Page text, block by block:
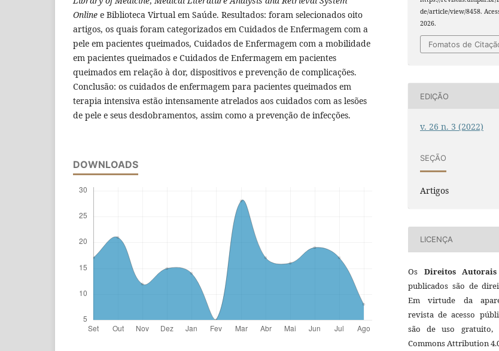
Online e Biblioteca Virtual em Saúde. Resultados: foram selecionados oito
artigos, os quais foram categorizados em Cuidados de Enfermagem com a
pele em pacientes queimados, Cuidados de Enfermagem com a mobilidade
em pacientes queimados e Cuidados de Enfermagem em pacientes
queimados em relação à dor, dispositivos e prevenção de complicações.
Conclusão: os cuidados de enfermagem para pacientes queimados em
terapia intensiva estão intensamente atrelados aos cuidados com as lesões
de pele e seus desdobramentos, assim como a prevenção de infecções.
DOWNLOADS
de/article/view/8458.
2026.
Fomatos de
EDIÇÃO
v. 26 n. 3 (2022)
SEÇÃO
Artigos
LICENÇA
Os Direitos Autorais
publicados são de
Em virtude da
revista de acesso
são de uso gratuito,
Commons Attribution